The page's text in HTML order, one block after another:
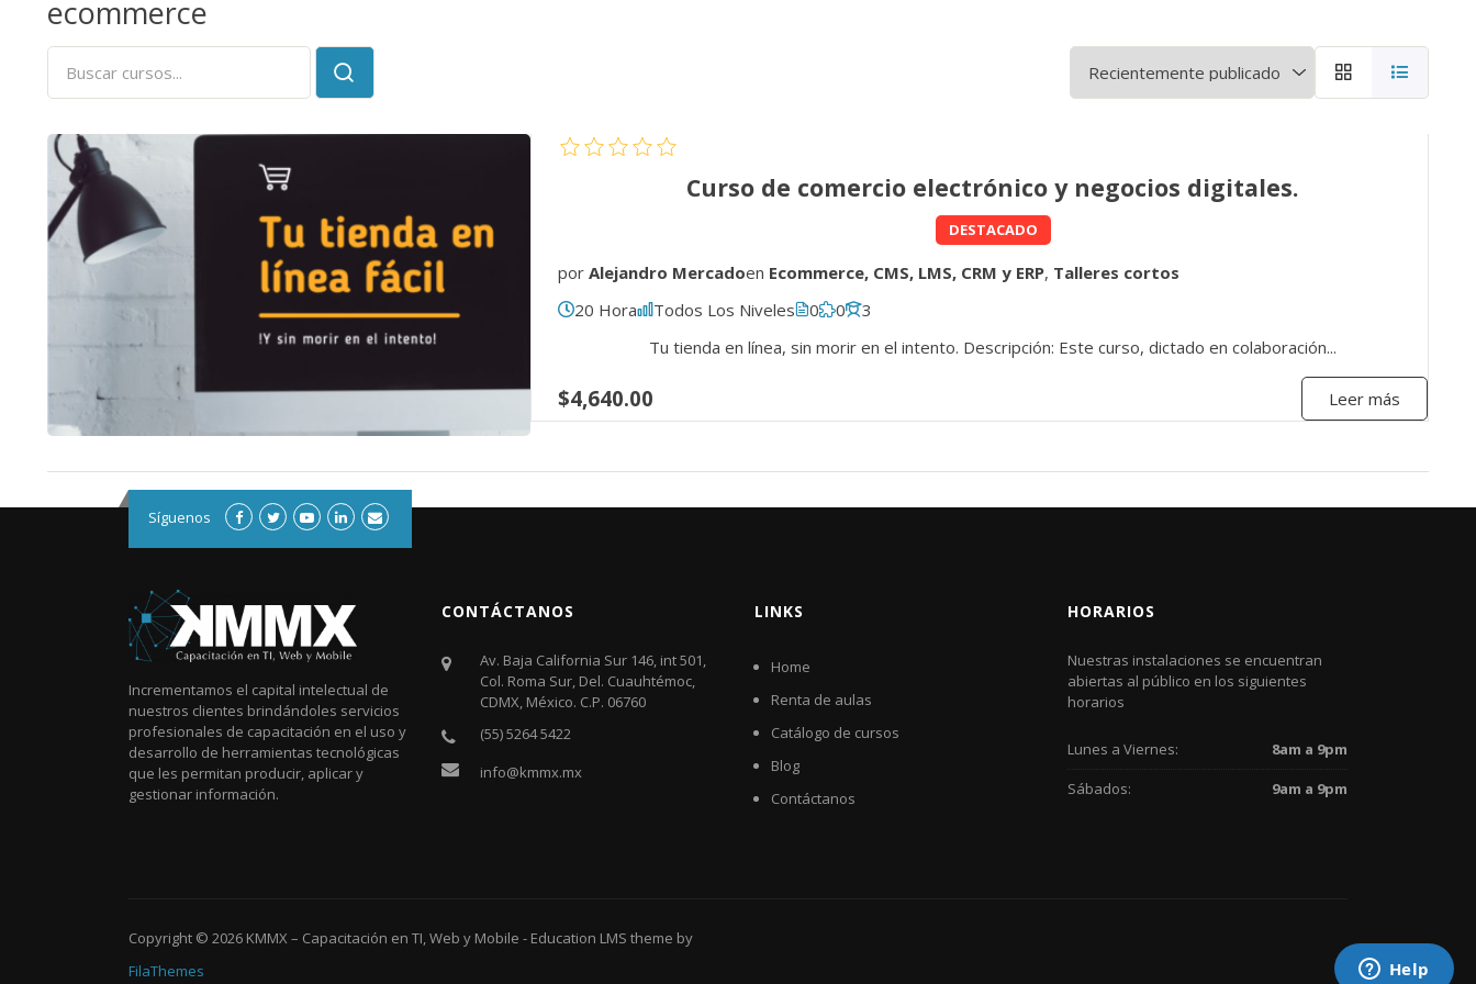
ecommerce
Curso de comercio electrónico y negocios digitales.
DESTACADO
por Alejandro Mercadoen Ecommerce, CMS, LMS, CRM y ERP, Talleres cortos
20 Hora
Todos Los Niveles 0 0
3
Tu tienda en línea, sin morir en el intento. Descripción: Este curso, dictado en colaboración...
$4,640.00 Leer más
Síguenos
Incrementamos el capital intelectual de
nuestros clientes brindándoles servicios
profesionales de capacitación en el uso y
desarrollo de herramientas tecnológicas
que les permitan producir, aplicar y
gestionar información.
CONTÁCTANOS
Av. Baja California Sur 146, int 501,
Col. Roma Sur, Del. Cuauhtémoc,
CDMX, México. C.P. 06760​
(55) 5264 5422
info@kmmx.mx
LINKS
Home
Renta de aulas
Catálogo de cursos
Blog
Contáctanos
HORARIOS
Nuestras instalaciones se encuentran
abiertas al público en los siguientes
horarios
Lunes a Viernes:
8am a 9pm
Sábados:
9am a 9pm
Copyright © 2026 KMMX – Capacitación en TI, Web y Mobile - Education LMS theme by
FilaThemes